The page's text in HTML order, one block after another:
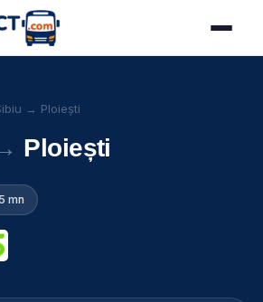
→ Ploiești
Ploiești
mn